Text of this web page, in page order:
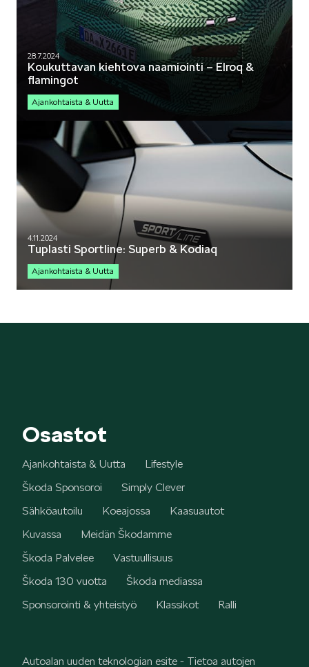
28.7.2024
Koukuttavan kiehtova naamiointi – Elroq &
flamingot
Ajankohtaista & Uutta
4.11.2024
Tuplasti Sportline: Superb & Kodiaq
Ajankohtaista & Uutta
Osastot
Ajankohtaista & Uutta
Lifestyle
Škoda Sponsoroi
Simply Clever
Sähköautoilu
Koeajossa
Kaasuautot
Kuvassa
Meidän Škodamme
Škoda Palvelee
Vastuullisuus
Škoda 130 vuotta
Škoda mediassa
Sponsorointi & yhteistyö
Klassikot Ralli
Autoalan uuden teknologian esite - Tietoa autojen